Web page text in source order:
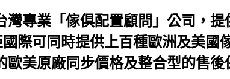
專業「傢俱配置顧問」公司，
際可同時提供上百種歐洲及美國
美原廠同步價格及整合型的售後